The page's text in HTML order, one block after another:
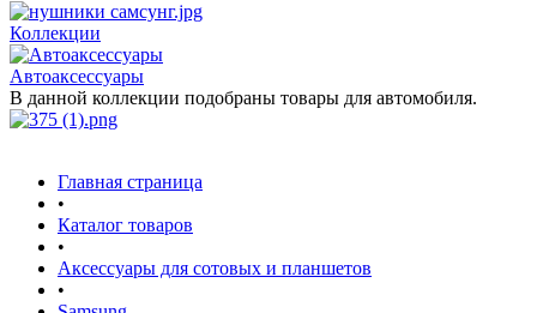
Коллекции
Автоаксессуары
В данной коллекции подобраны товары для автомобиля.
Главная страница
•
Каталог товаров
•
Аксессуары для сотовых и планшетов
•